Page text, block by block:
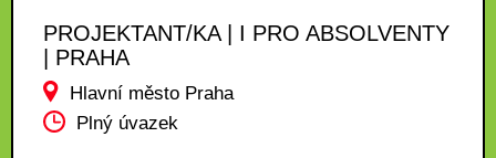
PROJEKTANT/KA | I PRO ABSOLVENTY
| PRAHA
Hlavní město Praha
Plný úvazek